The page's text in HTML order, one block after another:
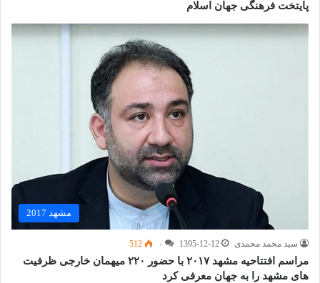
پایتخت فرهنگی جهان اسلام
مشهد 2017
سید محمد محمدی 1395-12-12 ۰ 512
مراسم افتتاحیه مشهد ۲۰۱۷ با حضور ۲۲۰ میهمان خارجی ظرفیت
های مشهد را به جهان معرفی کرد